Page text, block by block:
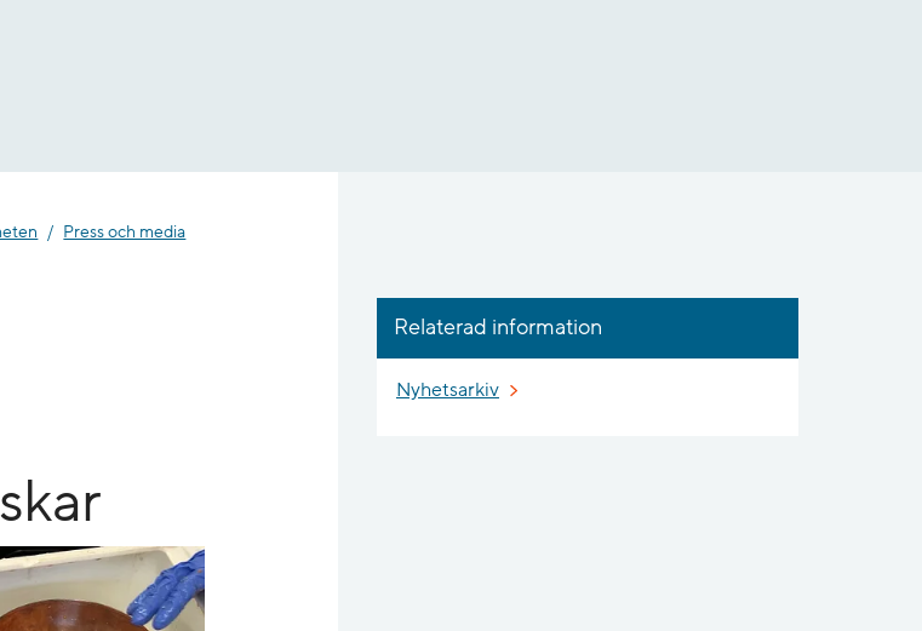
Press och media
Relaterad information
Nyhetsarkiv